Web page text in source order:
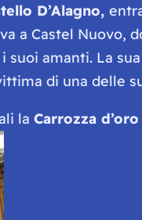
D’Alagno,
a Castel Nuovo,
suoi amanti. La
di una delle
la Carrozza